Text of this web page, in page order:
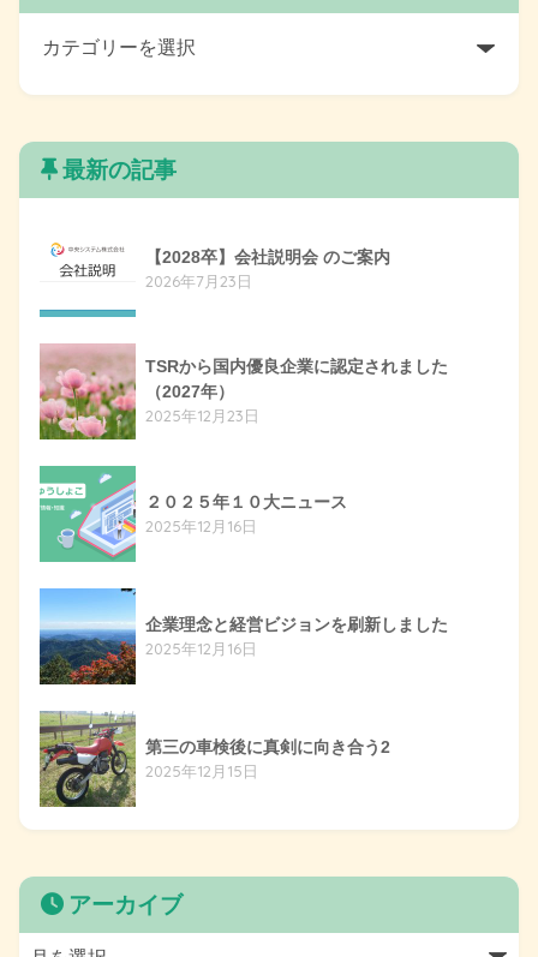
最新の記事
【2028卒】会社説明会 のご案内
2026年7月23日
TSRから国内優良企業に認定されました
（2027年）
2025年12月23日
２０２５年１０大ニュース
2025年12月16日
企業理念と経営ビジョンを刷新しました
2025年12月16日
第三の車検後に真剣に向き合う2
2025年12月15日
アーカイブ